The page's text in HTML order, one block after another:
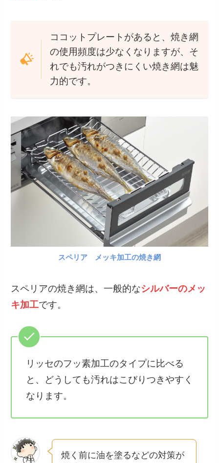
ココットプレートがあると、焼き網
の使用頻度は少なくなりますが、そ
れでも汚れがつきにくい焼き網は魅
力的です。
スペリア メッキ加工の焼き網
スペリアの焼き網は、一般的なシルバーのメッ
キ加工です。
リッセのフッ素加工のタイプに比べる
と、どうしても汚れはこびりつきやすく
なります。
焼く前に油を塗るなどの対策が